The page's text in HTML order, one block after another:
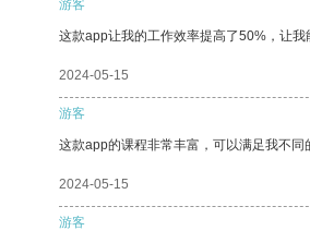
游客
这款app让我的工作效率提高了50%，让
2024-05-15
游客
这款app的课程非常丰富，可以满足我不同
2024-05-15
游客